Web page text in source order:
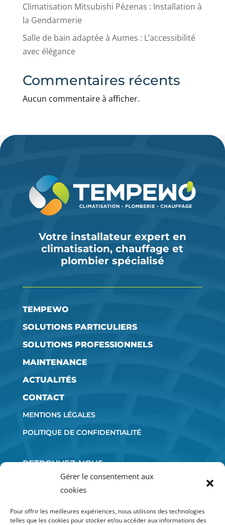
Gérer le consentement aux
cookies
Pour offrir les meilleures expériences, nous utilisons des technologies
telles que les cookies pour stocker et/ou accéder aux informations des
Climatisation Mitsubishi Pézenas : Installation à
la Gendarmerie
Salle de bain adaptée à Aumes : L’accessibilité
avec élégance
Commentaires récents
Aucun commentaire à afficher.
Votre installateur expert en
climatisation, chauffage et
plombier spécialisé
TEMPEWO
SOLUTIONS PARTICULIERS
SOLUTIONS PROFESSIONNELS
MAINTENANCE
ACTUALITÉS
CONTACT
MENTIONS LÉGALES
POLITIQUE DE CONFIDENTIALITÉ
RETROUVEZ-NOUS
SUR LES RÉSEAUX SOCIAUX :